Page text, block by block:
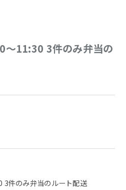
11:30 3件のみ弁当の
件のみ弁当のルート配送